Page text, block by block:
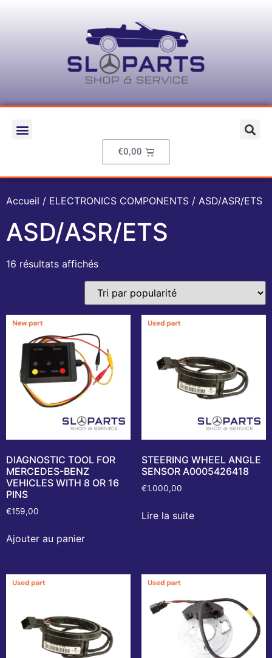
€0,00
Accueil / ELECTRONICS COMPONENTS / ASD/ASR/ETS
ASD/ASR/ETS
16 résultats affichés
DIAGNOSTIC TOOL FOR
MERCEDES-BENZ
VEHICLES WITH 8 OR 16
PINS
€159,00
Ajouter au panier
STEERING WHEEL ANGLE
SENSOR A0005426418
€1.000,00
Lire la suite